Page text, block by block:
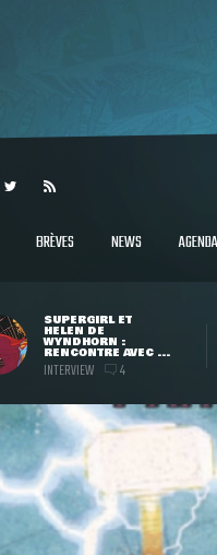
BRÈVES NEWS AGENDA
SUPERGIRL ET
HELEN DE
WYNDHORN :
RENCONTRE AVEC ...
INTERVIEW 4